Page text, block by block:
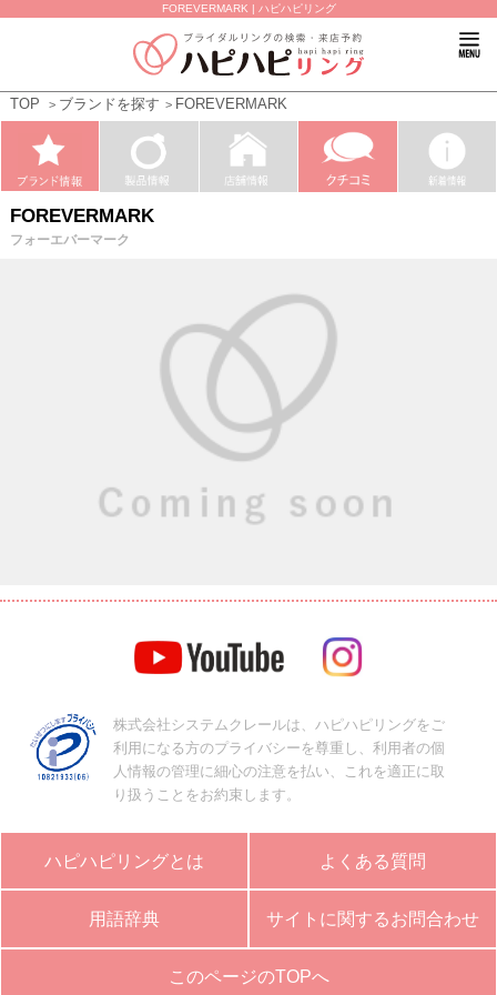
FOREVERMARK | ハピハピリング
TOP ブランドを探す FOREVERMARK
FOREVERMARK
フォーエバーマーク
株式会社システムクレールは、ハピハピリングをご
利用になる方のプライバシーを尊重し、利用者の個
人情報の管理に細心の注意を払い、これを適正に取
り扱うことをお約束します。
ハピハピリングとは よくある質問
用語辞典 サイトに関するお問合わせ
このページのTOPへ